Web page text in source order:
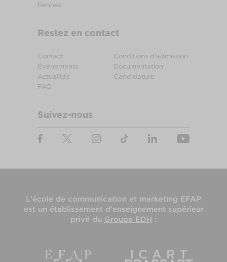
Rennes
Restez en contact
Contact
Événements
Actualités
FAQ
Conditions d'admission
Documentation
Candidature
Suivez-nous
L'école de communication et marketing EFAP
est un établissement d'enseignement supérieur
privé du Groupe EDH :